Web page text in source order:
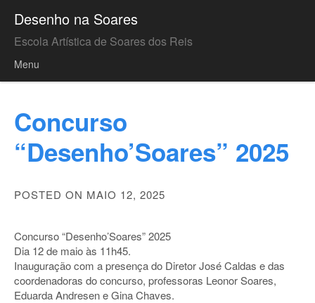
Desenho na Soares
Escola Artística de Soares dos Reis
Menu
Concurso
“Desenho’Soares” 2025
POSTED ON MAIO 12, 2025
Concurso “Desenho’Soares” 2025
Dia 12 de maio às 11h45.
Inauguração com a presença do Diretor José Caldas e das
coordenadoras do concurso, professoras Leonor Soares,
Eduarda Andresen e Gina Chaves.